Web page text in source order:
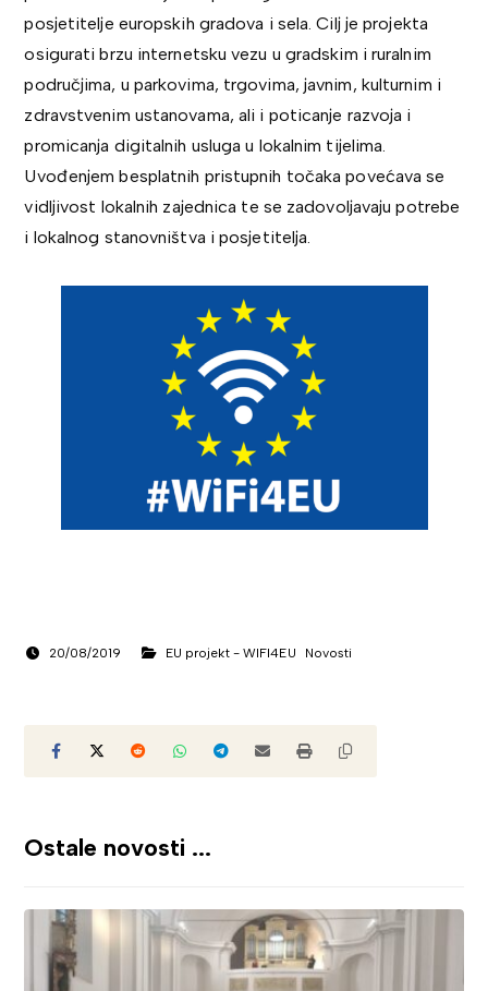
posjetitelje europskih gradova i sela. Cilj je projekta
osigurati brzu internetsku vezu u gradskim i ruralnim
područjima, u parkovima, trgovima, javnim, kulturnim i
zdravstvenim ustanovama, ali i poticanje razvoja i
promicanja digitalnih usluga u lokalnim tijelima.
Uvođenjem besplatnih pristupnih točaka povećava se
vidljivost lokalnih zajednica te se zadovoljavaju potrebe
i lokalnog stanovništva i posjetitelja.
20/08/2019 EU projekt - WIFI4EU Novosti
Ostale novosti ...